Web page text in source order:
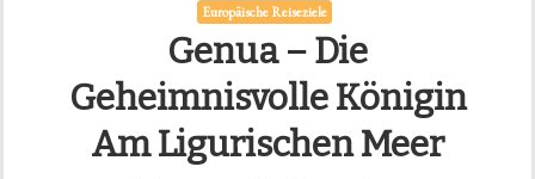
Europäische Reiseziele
Genua – Die
Geheimnisvolle Königin
Am Ligurischen Meer